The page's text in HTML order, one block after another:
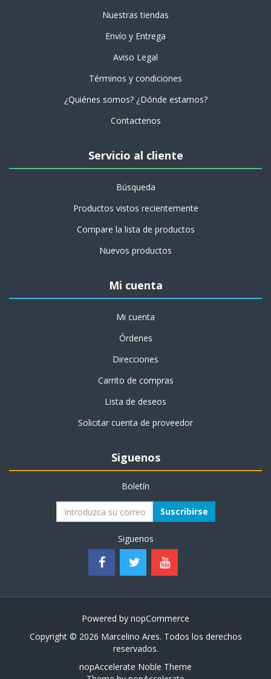
Nuestras tiendas
Envío y Entrega
Aviso Legal
Términos y condiciones
¿Quiénes somos? ¿Dónde estamos?
Contactenos
Servicio al cliente
Búsqueda
Productos vistos recientemente
Compare la lista de productos
Nuevos productos
Mi cuenta
Mi cuenta
Órdenes
Direcciones
Carrito de compras
Lista de deseos
Solicitar cuenta de proveedor
Siguenos
Boletín
Suscribirse
Siguenos
Powered by nopCommerce
Copyright © 2026 Marcelino Ares. Todos los derechos
reservados.
nopAccelerate Noble Theme